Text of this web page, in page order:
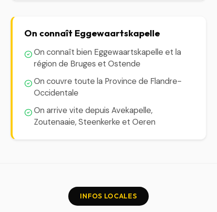
On connaît Eggewaartskapelle
On connaît bien Eggewaartskapelle et la
région de Bruges et Ostende
On couvre toute la Province de Flandre-
Occidentale
On arrive vite depuis Avekapelle,
Zoutenaaie, Steenkerke et Oeren
INFOS LOCALES